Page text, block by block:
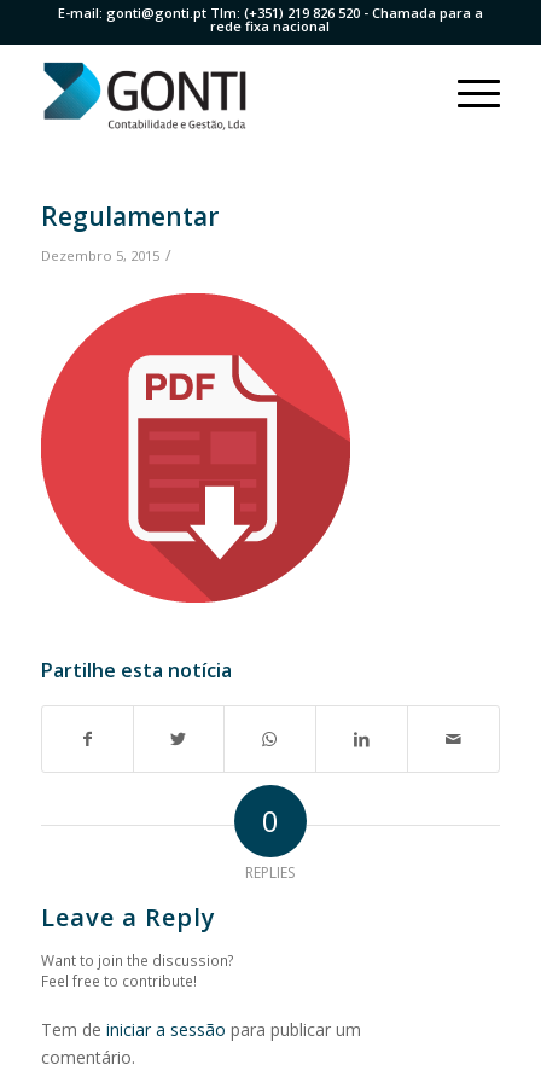
E-mail: gonti@gonti.ptTlm: (+351) 219 826 520- Chamada para a
rede fixa nacional
Regulamentar
Dezembro 5, 2015 /
Partilhe esta notícia
0
REPLIES
Leave a Reply
Want to join the discussion?
Feel free to contribute!
Tem de iniciar a sessão para publicar um
comentário.